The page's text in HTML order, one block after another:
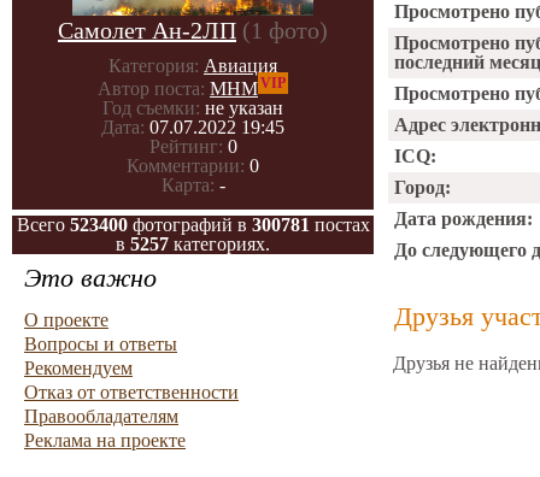
Самолет Ан-2ЛП (1 фото)
Категория: Авиация
Автор поста: МНМVIP
Год съемки: не указан
Дата: 07.07.2022 19:45
Рейтинг: 0
Комментарии: 0
Карта: -
Всего 523400фотографий в 300781 постах
в 5257 категориях.
Это важно
О проекте
Вопросы и ответы
Рекомендуем
Отказ от ответственности
Правообладателям
Реклама на проекте
Просмотрено
Просмотрено
последний
Просмотрено
Адрес
ICQ:
Город:
Дата рождения:
До следующего
Друзья
Друзья не